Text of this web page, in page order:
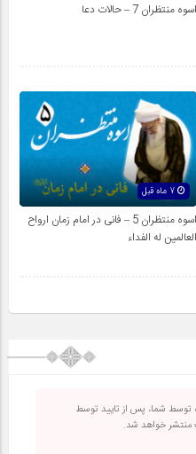
اسوه منتظران 7 – حالات دعا
اسوه منتظران 5 – فانی در امام زمان ارواح
العالمين له الفداء
توسط شما، پس از تایید توسط
منتشر خواهد شد.